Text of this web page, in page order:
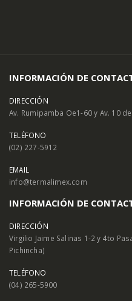
INFORMACIÓN DE
DIRECCIÓN
Av. Rumipamba Oe1-60 y Av. 10
TELÉFONO
(02) 227-5912
EMAIL
info@termalimex.com
INFORMACIÓN DE
DIRECCIÓN
Virgilio Jaime Salinas 1-2 y 4to
Pichincha)
TELÉFONO
(04) 265-5900